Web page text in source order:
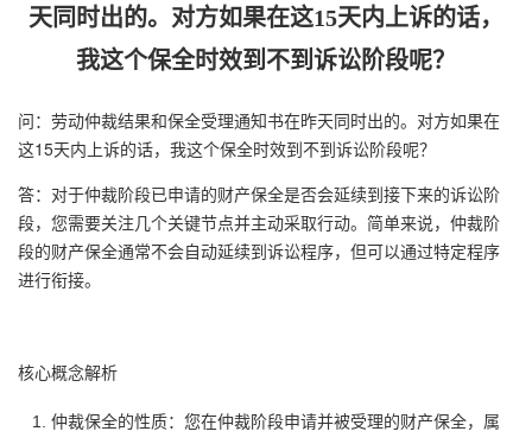
天同时出的。对方如果在这15天内上诉的话，
我这个保全时效到不到诉讼阶段呢？
问：劳动仲裁结果和保全受理通知书在昨天同时出的。对方如果在
这15天内上诉的话，我这个保全时效到不到诉讼阶段呢？
答：对于仲裁阶段已申请的财产保全是否会延续到接下来的诉讼阶
段，您需要关注几个关键节点并主动采取行动。简单来说，仲裁阶
段的财产保全通常不会自动延续到诉讼程序，但可以通过特定程序
进行衔接。
核心概念解析
仲裁保全的性质：您在仲裁阶段申请并被受理的财产保全，属